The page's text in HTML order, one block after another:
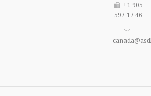
+1 905
597 17 46